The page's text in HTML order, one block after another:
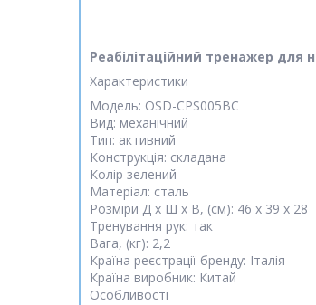
Реабілітаційний тренажер для
Характеристики
Модель: OSD-CPS005BC
Вид: механічний
Тип: активний
Конструкція: складана
Колір зелений
Матеріал: сталь
Розміри Д х Ш х В, (см): 46 х 39 х 28
Тренування рук: так
Вага, (кг): 2,2
Країна реєстрації бренду: Італія
Країна виробник: Китай
Особливості